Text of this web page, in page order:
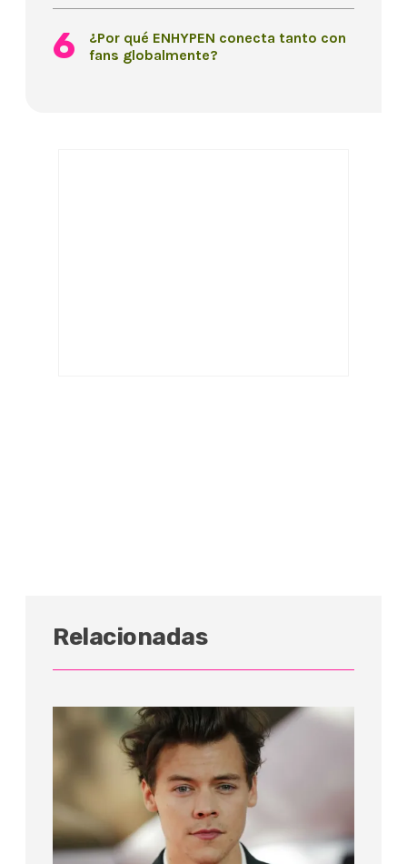
¿Por qué ENHYPEN conecta tanto con
fans globalmente?
Relacionadas